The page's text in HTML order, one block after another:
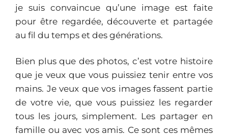
je suis convaincue qu’une image est faite
pour être regardée, découverte et partagée
au fil du temps et des générations.
Bien plus que des photos, c’est votre histoire
que je veux que vous puissiez tenir entre vos
mains. Je veux que vos images fassent partie
de votre vie, que vous puissiez les regarder
tous les jours, simplement. Les partager en
famille ou avec vos amis. Ce sont ces mêmes